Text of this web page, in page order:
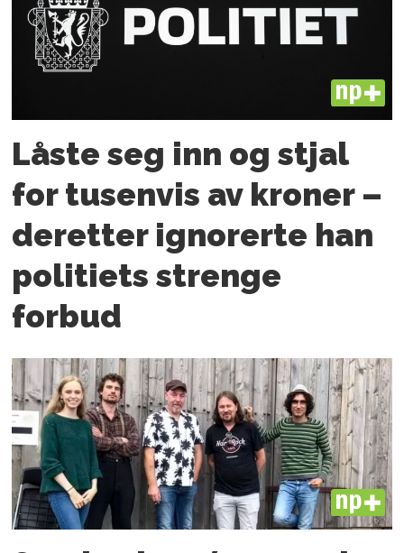
PLUS
Låste seg inn og stjal
for tusenvis av kroner –
deretter ignorerte han
politiets strenge
forbud
PLUS